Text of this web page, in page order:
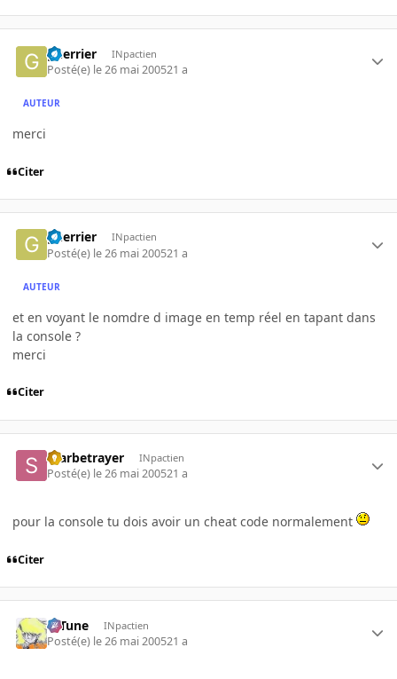
guerrier INpactien
Posté(e) le 26 mai 200521 a
AUTEUR
merci
Citer
guerrier INpactien
Posté(e) le 26 mai 200521 a
AUTEUR
et en voyant le nomdre d image en temp réel en tapant dans
la console ?
merci
Citer
Starbetrayer INpactien
Posté(e) le 26 mai 200521 a
pour la console tu dois avoir un cheat code normalement
Citer
D-Tune INpactien
Posté(e) le 26 mai 200521 a